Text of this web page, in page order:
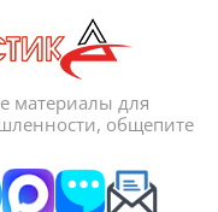
материалы для
общепите